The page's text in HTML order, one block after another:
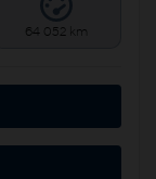
64 052 km